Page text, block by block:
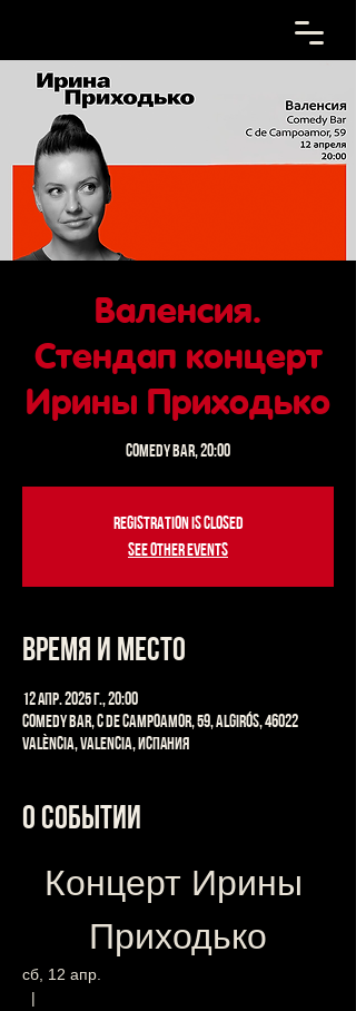
Валенсия.
Стендап концерт
Ирины Приходько
Comedy Bar, 20:00
Registration is closed
See other events
Время и место
12 апр. 2025 г., 20:00
Comedy Bar, C de Campoamor, 59, Algirós, 46022
València, Valencia, Испания
О событии
Концерт Ирины
Приходько
сб, 12 апр.
|